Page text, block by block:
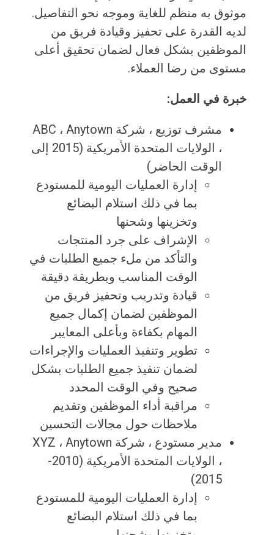
موثوق به منظم للغاية وموجه نحو التفاصيل.
لديه القدرة على تحفيز وقيادة فريق من
الموظفين بشكل فعال لضمان تحقيق أعلى
مستوى من رضا العملاء.
خبرة في العمل:
مشرف توزيع ، شركة ABC ، ​​Anytown
، الولايات المتحدة الأمريكية (2015 إلى
الوقت الحاضر)
إدارة العمليات اليومية للمستودع
بما في ذلك استلام البضائع
وتخزينها وشحنها
الإشراف على جرد المنتجات
والتأكد من ملء جميع الطلبات في
الوقت المناسب وبطريقة دقيقة
قيادة وتدريب وتحفيز فريق من
الموظفين لضمان إكمال جميع
المهام بكفاءة وبأعلى المعايير
تطوير وتنفيذ العمليات والإجراءات
لضمان تنفيذ جميع الطلبات بشكل
صحيح وفي الوقت المحدد
مراقبة أداء الموظفين وتقديم
ملاحظات حول مجالات التحسين
مدير مستودع ، شركة XYZ ، Anytown
، الولايات المتحدة الأمريكية (2010-
2015)
إدارة العمليات اليومية للمستودع
بما في ذلك استلام البضائع